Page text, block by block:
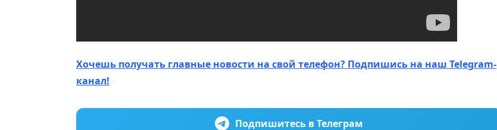
Хочешь получать главные новости на свой телефон? Подпишись на наш Telegram-
канал!
Подпишитесь в Телеграм